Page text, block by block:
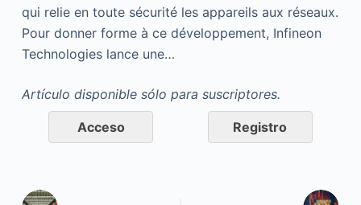
qui relie en toute sécurité les appareils aux réseaux.
Pour donner forme à ce développement, Infineon
Technologies lance une…
Artículo disponible sólo para suscriptores.
Acceso Registro